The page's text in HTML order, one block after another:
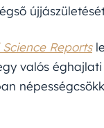
Reports
valós